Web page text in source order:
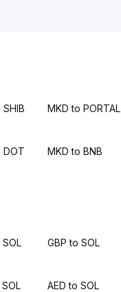
MKD to PORTAL
DOT MKD to BNB
GBP to SOL
AED to SOL